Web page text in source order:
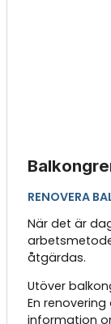
RENOVERA
När det är
åtgärdas.
Utöver
En
information